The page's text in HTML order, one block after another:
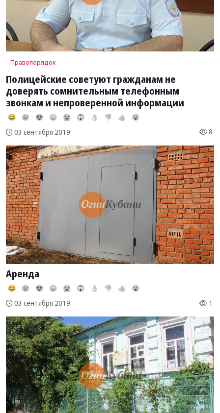
Правопорядок
Полицейские советуют гражданам не
доверять сомнительным телефонным
звонкам и непроверенной информации
😂 😢 😍 😞 😭 😱 👌 👎 👍 😮
03 сентября 2019 8
Аренда
😂 😢 😍 😞 😭 😱 👌 👎 👍 😮
03 сентября 2019 1